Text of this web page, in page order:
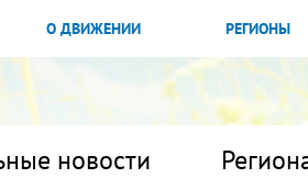
О ДВИЖЕНИИ РЕГИОНЫ
новости